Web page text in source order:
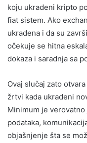
koju ukradeni kripto
fiat sistem. Ako
ukradena i da su
očekuje se hitna
dokaza i saradnja sa
Ovaj slučaj zato
žrtvi kada ukradeni
Minimum je
podataka,
objašnjenje šta se